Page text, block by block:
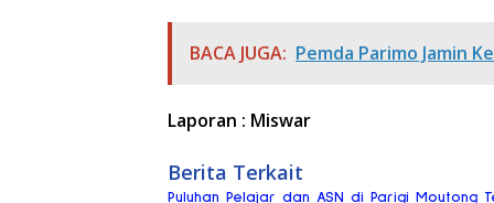
BACA JUGA: Pemda Parimo Jamin
Laporan : Miswar
Berita Terkait
Puluhan Pelajar dan ASN di Parigi Moutong